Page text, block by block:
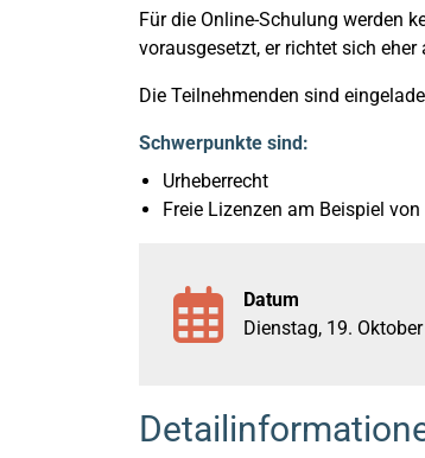
Für die Online-Schulung werden
vorausgesetzt, er richtet sich
Die Teilnehmenden sind
Schwerpunkte sind:
Urheberrecht
Freie Lizenzen am Beispiel
Datum
Dienstag, 19.